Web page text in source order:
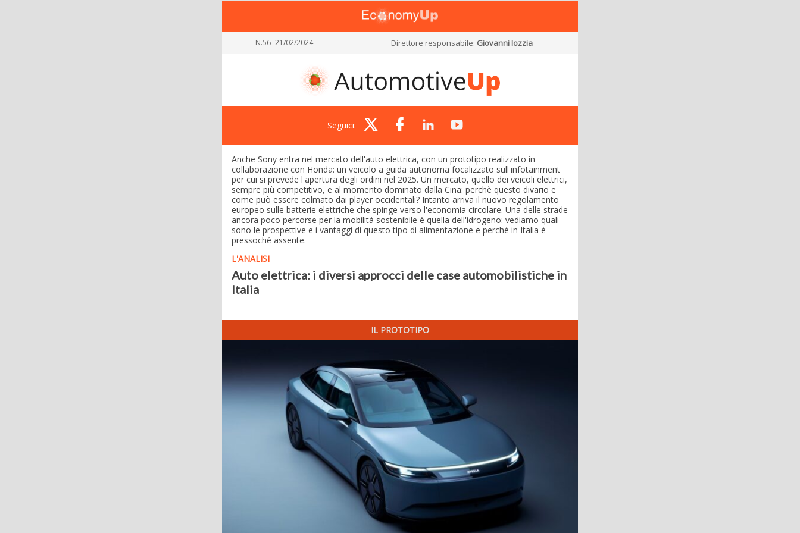
N.56 -21/02/2024 Direttore responsabile: Giovanni Iozzia
Seguici:
Anche Sony entra nel mercato dell'auto elettrica, con un prototipo realizzato in
collaborazione con Honda: un veicolo a guida autonoma focalizzato sull'infotainment
per cui si prevede l'apertura degli ordini nel 2025. Un mercato, quello dei veicoli elettrici,
sempre più competitivo, e al momento dominato dalla Cina: perchè questo divario e
come può essere colmato dai player occidentali? Intanto arriva il nuovo regolamento
europeo sulle batterie elettriche che spinge verso l'economia circolare. Una delle strade
ancora poco percorse per la mobilità sostenibile è quella dell'idrogeno: vediamo quali
sono le prospettive e i vantaggi di questo tipo di alimentazione e perché in Italia è
pressoché assente.
L'ANALISI
Auto elettrica: i diversi approcci delle case automobilistiche in
Italia
IL PROTOTIPO